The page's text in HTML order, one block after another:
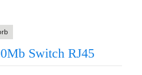
Switch RJ45